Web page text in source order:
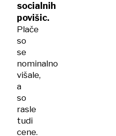
socialnih
povišic.
Plače
so
se
nominalno
višale,
a
so
rasle
tudi
cene.